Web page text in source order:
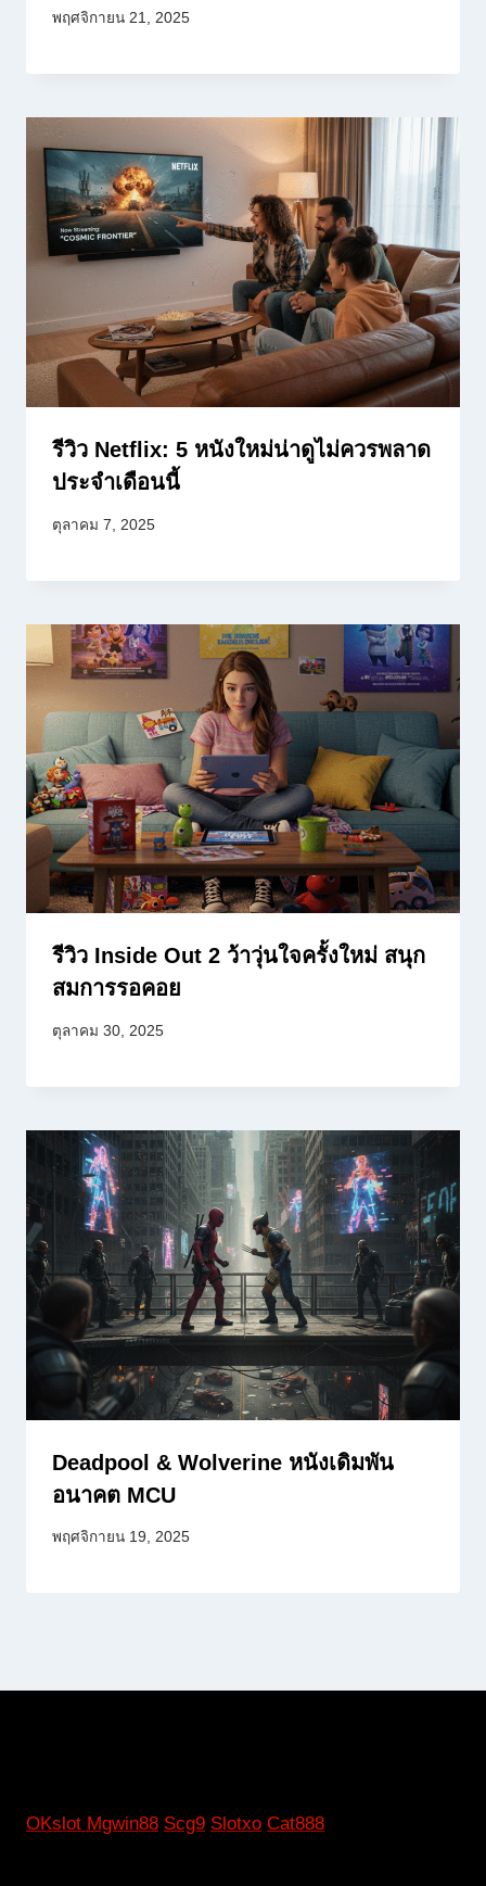
พฤศจิกายน 21, 2025
รีวิว Netflix: 5 หนังใหม่น่าดูไม่ควรพลาด
ประจำเดือนนี้
ตุลาคม 7, 2025
รีวิว Inside Out 2 ว้าวุ่นใจครั้งใหม่ สนุก
สมการรอคอย
ตุลาคม 30, 2025
Deadpool & Wolverine หนังเดิมพัน
อนาคต MCU
พฤศจิกายน 19, 2025
OKslot Mgwin88 Scg9 Slotxo Cat888